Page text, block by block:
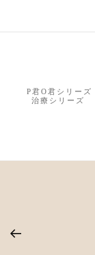
P君O君シリーズ
治療シリーズ